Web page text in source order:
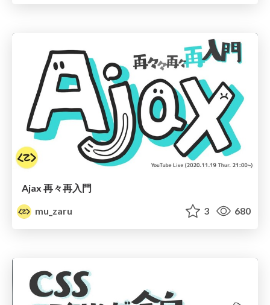
Ajax 再々再入門
mu_zaru
3 680